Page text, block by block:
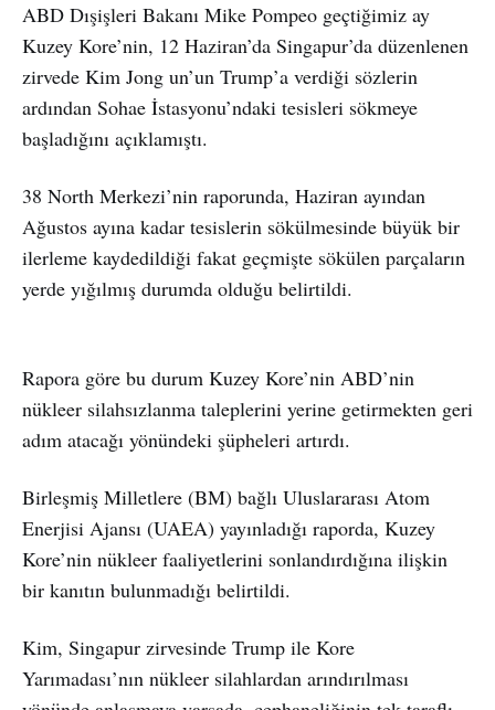
ABD Dışişleri Bakanı Mike Pompeo geçtiğimiz ay
Kuzey Kore’nin, 12 Haziran’da Singapur’da düzenlenen
zirvede Kim Jong un’un Trump’a verdiği sözlerin
ardından Sohae İstasyonu’ndaki tesisleri sökmeye
başladığını açıklamıştı.
38 North Merkezi’nin raporunda, Haziran ayından
Ağustos ayına kadar tesislerin sökülmesinde büyük bir
ilerleme kaydedildiği fakat geçmişte sökülen parçaların
yerde yığılmış durumda olduğu belirtildi.
Rapora göre bu durum Kuzey Kore’nin ABD’nin
nükleer silahsızlanma taleplerini yerine getirmekten geri
adım atacağı yönündeki şüpheleri artırdı.
Birleşmiş Milletlere (BM) bağlı Uluslararası Atom
Enerjisi Ajansı (UAEA) yayınladığı raporda, Kuzey
Kore’nin nükleer faaliyetlerini sonlandırdığına ilişkin
bir kanıtın bulunmadığı belirtildi.
Kim, Singapur zirvesinde Trump ile Kore
Yarımadası’nın nükleer silahlardan arındırılması